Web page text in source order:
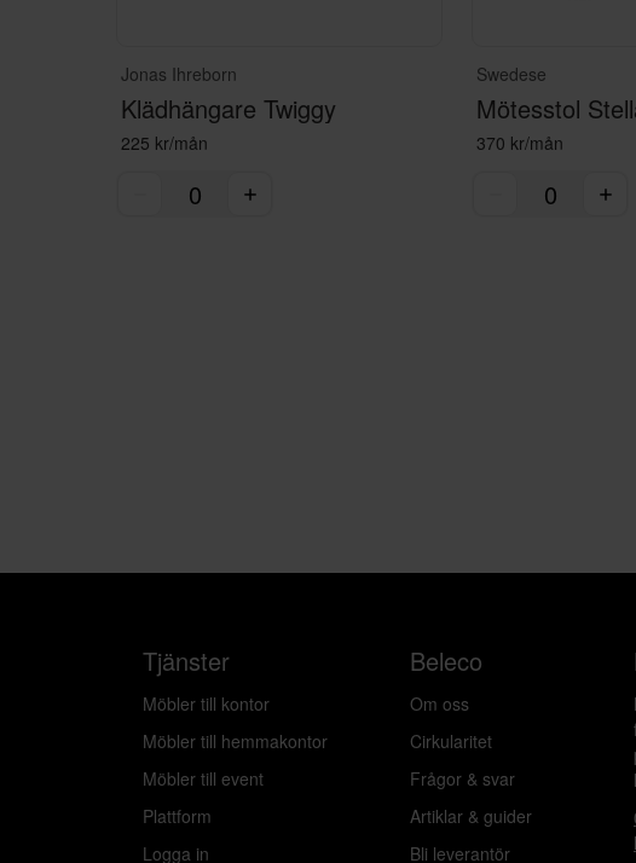
Jonas Ihreborn
Klädhängare Twiggy
225 kr/mån
Swedese
Mötesstol
370 kr/mån
Tjänster
Möbler till kontor
Möbler till hemmakontor
Möbler till event
Plattform
Logga in
Beleco
Om oss
Cirkularitet
Frågor & svar
Artiklar & guider
Bli leverantör